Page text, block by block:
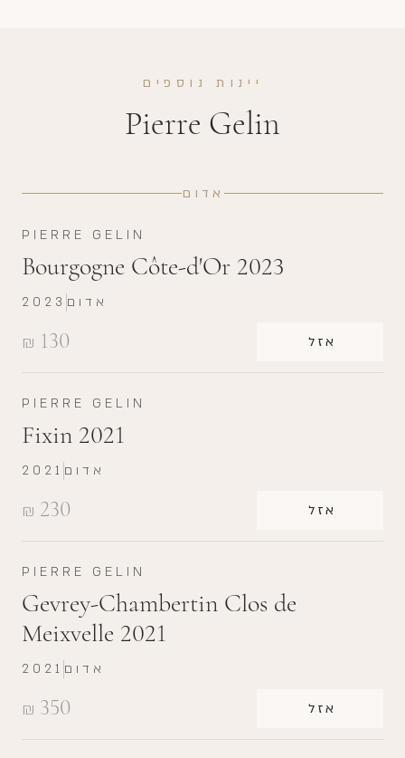
יינות נוספים
Pierre Gelin
אדום
PIERRE GELIN
Bourgogne Côte-d'Or 2023
₪ 130 אזל
2023 אדום
PIERRE GELIN
Fixin 2021
₪ 230 אזל
2021 אדום
PIERRE GELIN
Gevrey-Chambertin Clos de
Meixvelle 2021
₪ 350 אזל
2021 אדום